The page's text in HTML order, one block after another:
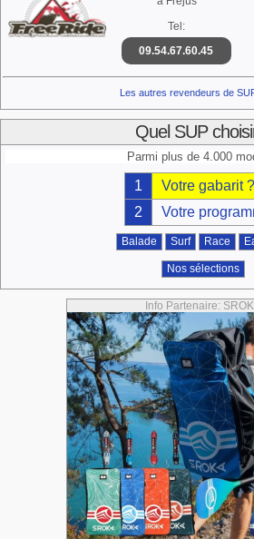
Tel:
09.54.67.60.45
Les autres revendeurs de
Quel SUP
Parmi plus de 4.000
1
Votre gabarit ?
2
Votre
Balade Surf Race
Nos sélections
Info Partenaire: